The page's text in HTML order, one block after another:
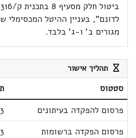
לדונם", בעניין ההיטל המכסימלי
מגורים ב' ו-ג' בלבד.
תהליך אישור
סטטוס
פרסום להפקדה בעיתונים
פרסום הפקדה ברשומות